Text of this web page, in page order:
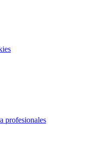
profesionales